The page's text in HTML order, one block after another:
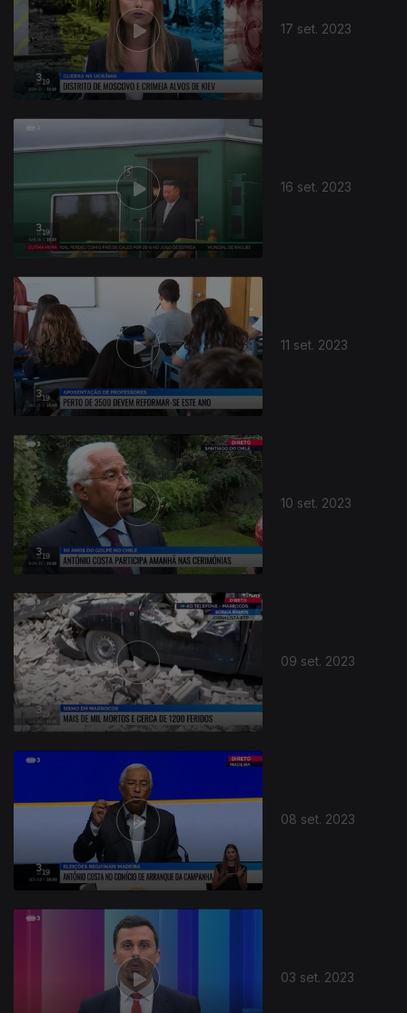
17 set. 2023
16 set. 2023
11 set. 2023
714859
10 set. 2023
09 set. 2023
08 set. 2023
03 set. 2023